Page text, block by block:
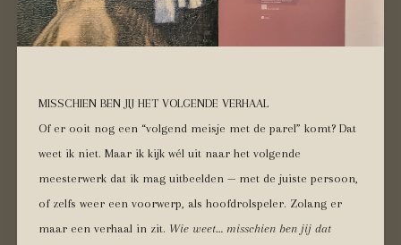
MISSCHIEN BEN JIJ HET VOLGENDE VERHAAL
Of er ooit nog een “volgend meisje met de parel” komt? Dat
weet ik niet. Maar ik kijk wél uit naar het volgende
meesterwerk dat ik mag uitbeelden — met de juiste persoon,
of zelfs weer een voorwerp, als hoofdrolspeler. Zolang er
maar een verhaal in zit. Wie weet… misschien ben jij dat